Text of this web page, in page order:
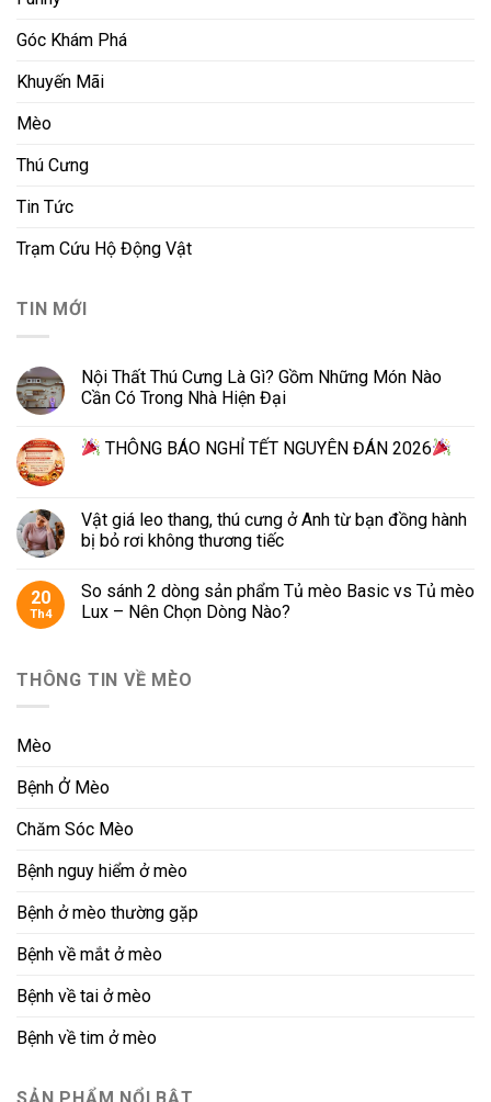
Góc Khám Phá
Khuyến Mãi
Mèo
Thú Cưng
Tin Tức
Trạm Cứu Hộ Động Vật
TIN MỚI
Nội Thất Thú Cưng Là Gì? Gồm Những Món Nào
Cần Có Trong Nhà Hiện Đại
THÔNG BÁO NGHỈ TẾT NGUYÊN ĐÁN 2026
Vật giá leo thang, thú cưng ở Anh từ bạn đồng hành
bị bỏ rơi không thương tiếc
20
Th4
So sánh 2 dòng sản phẩm Tủ mèo Basic vs Tủ mèo
Lux – Nên Chọn Dòng Nào?
THÔNG TIN VỀ MÈO
Mèo
Bệnh Ở Mèo
Chăm Sóc Mèo
Bệnh nguy hiểm ở mèo
Bệnh ở mèo thường gặp
Bệnh về mắt ở mèo
Bệnh về tai ở mèo
Bệnh về tim ở mèo